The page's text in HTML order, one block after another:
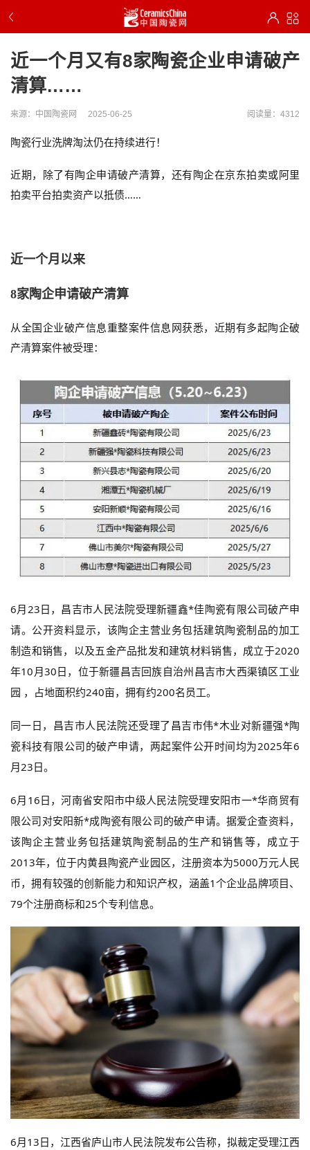
近一个月又有8家陶瓷企业申请破产
清算……
来源：中国陶瓷网 2025-06-25 阅读量：4312
陶瓷行业洗牌淘汰仍在持续进行！
近期，除了有陶企申请破产清算，还有陶企在京东拍卖或阿里
拍卖平台拍卖资产以抵债……
近一个月以来
8家陶企申请破产清算
从全国企业破产信息重整案件信息网获悉，近期有多起陶企破
产清算案件被受理：
6月23日，昌吉市人民法院受理新疆鑫*佳陶瓷有限公司破产申
请。公开资料显示，该陶企主营业务包括建筑陶瓷制品的加工
制造和销售，以及五金产品批发和建筑材料销售，成立于2020
年10月30日，位于新疆昌吉回族自治州昌吉市大西渠镇区工业
园 ，占地面积约240亩，拥有约200名员工。‌
同一日，昌吉市人民法院还受理了昌吉市伟*木业对新疆强*陶
瓷科技有限公司的破产申请，两起案件公开时间均为2025年6
月23日。
6月16日，河南省安阳市中级人民法院受理安阳市一*华商贸有
限公司对安阳新*成陶瓷有限公司的破产申请。据爱企查资料，
该陶企主营业务包括建筑陶瓷制品的生产和销售等，成立于
2013年，位于内黄县陶瓷产业园区，注册资本为5000万元人民
币‌，拥有较强的创新能力和知识产权，涵盖1个企业品牌项目、
79个注册商标和25个专利信息。
6月13日，江西省庐山市人民法院发布公告称，拟裁定受理江西